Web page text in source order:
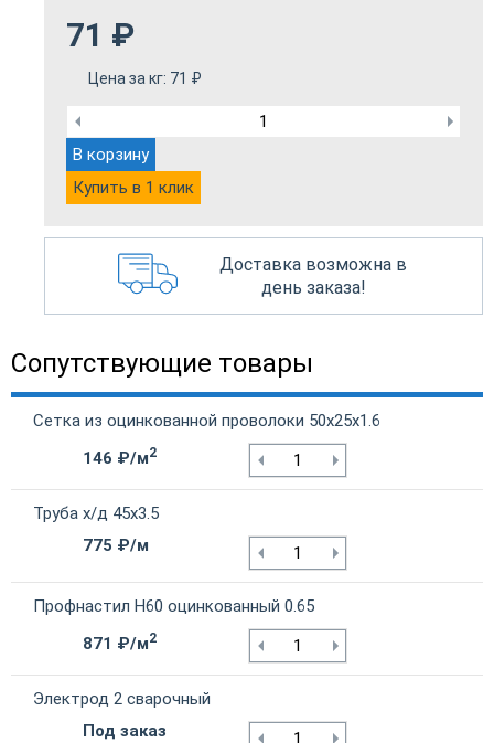
71 ₽
Цена за кг: 71 ₽
В корзину
Купить в 1 клик
Доставка возможна в
день заказа!
Сопутствующие товары
Сетка из оцинкованной проволоки 50х25х1.6
146 ₽/м2
Труба х/д 45х3.5
775 ₽/м
Профнастил Н60 оцинкованный 0.65
871 ₽/м2
Электрод 2 сварочный
Под заказ